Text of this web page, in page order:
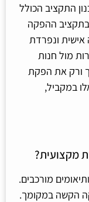
התקציב הכולל
ההפקה
ונפרדת
מול חנות
ורק את הפקת
במקביל,
מקצועית?
מורכבים.
הקשה במקומך.